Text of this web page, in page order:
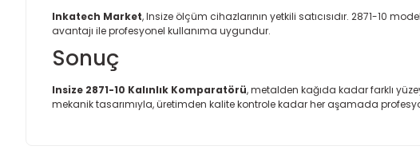
Inkatech Market, Insize ölçüm cihazlarının yetkili satıcısıdır. 2871-10
avantajı ile profesyonel kullanıma uygundur.
Sonuç
Insize 2871-10 Kalınlık Komparatörü, metalden kağıda kadar farklı
mekanik tasarımıyla, üretimden kalite kontrole kadar her aşamada